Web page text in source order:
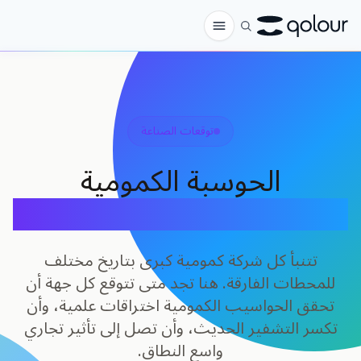
الأطفال وأولياء الأمور
المؤسسات
العلم
كيوبتات في الواقع
توقعات الصناعة
الحوسبة الكمومية
توقعات الجدول الزمني
تتنبأ كل شركة كمومية كبرى بتاريخ مختلف
للمحطات الفارقة. هنا تجد متى تتوقع كل جهة أن
تحقق الحواسيب الكمومية اختراقات علمية، وأن
تكسر التشفير الحديث، وأن تصل إلى تأثير تجاري
واسع النطاق.